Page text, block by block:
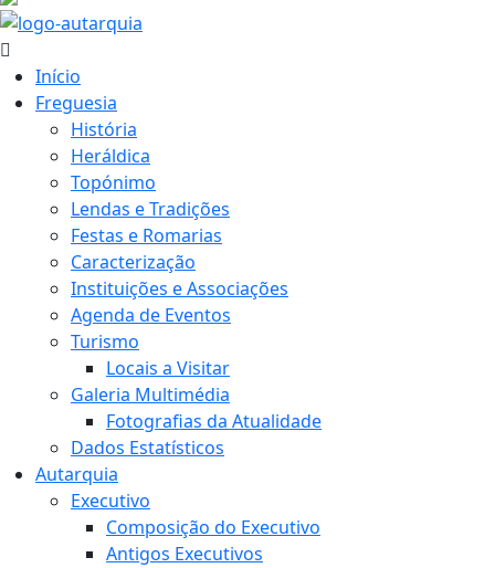
Início
Freguesia
História
Heráldica
Topónimo
Lendas e Tradições
Festas e Romarias
Caracterização
Instituições e Associações
Agenda de Eventos
Turismo
Locais a Visitar
Galeria Multimédia
Fotografias da Atualidade
Dados Estatísticos
Autarquia
Executivo
Composição do Executivo
Antigos Executivos